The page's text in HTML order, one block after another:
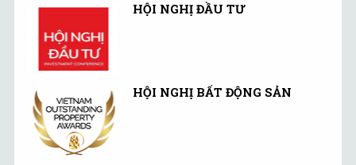
HỘI NGHỊ ĐẦU TƯ
HỘI NGHỊ BẤT ĐỘNG SẢN